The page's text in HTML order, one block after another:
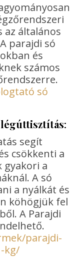
az általános
parajdi só
és
számos
só
:
segít
csökkenti a
gyakori a
A só
a nyálkát és
köhögjük fel
A Parajdi
parajdi-
kg/